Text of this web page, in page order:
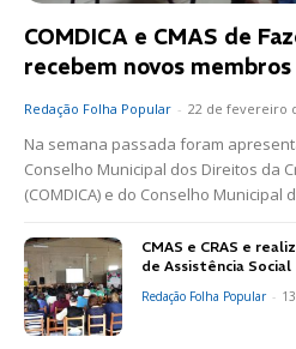
COMDICA e CMAS de
recebem novos membros
Redação Folha Popular - 22 de fevereiro
Na semana passada foram
Conselho Municipal dos Direitos da
(COMDICA) e do Conselho Municipal
CMAS e CRAS e
de Assistência Social
Redação Folha Popular -